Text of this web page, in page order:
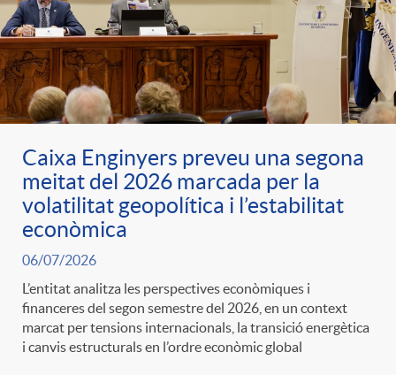
Caixa Enginyers preveu una segona
meitat del 2026 marcada per la
volatilitat geopolítica i l’estabilitat
econòmica
06/07/2026
L’entitat analitza les perspectives econòmiques i
financeres del segon semestre del 2026, en un context
marcat per tensions internacionals, la transició energètica
i canvis estructurals en l’ordre econòmic global